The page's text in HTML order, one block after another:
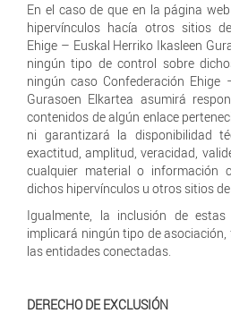
En el caso de que en la página
hipervínculos hacía otros sitios
Ehige – Euskal Herriko Ikasleen
ningún tipo de control sobre
ningún caso Confederación Ehige
Gurasoen Elkartea asumirá
contenidos de algún enlace
ni garantizará la disponibilidad
exactitud, amplitud, veracidad,
cualquier material o información
dichos hipervínculos u otros sitios
Igualmente, la inclusión de
implicará ningún tipo de
las entidades conectadas.
DERECHO DE EXCLUSIÓN